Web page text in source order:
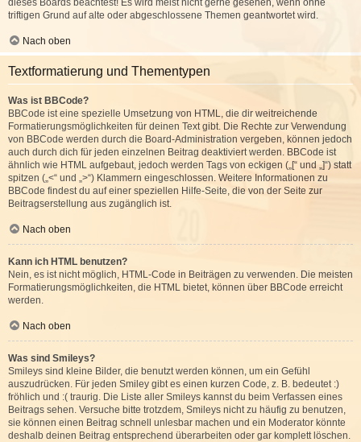
dieses Boards beachtest! Es wird meist nicht gerne gesehen, wenn ohne
triftigen Grund auf alte oder abgeschlossene Themen geantwortet wird.
Nach oben
Textformatierung und Thementypen
Was ist BBCode?
BBCode ist eine spezielle Umsetzung von HTML, die dir weitreichende
Formatierungsmöglichkeiten für deinen Text gibt. Die Rechte zur Verwendung
von BBCode werden durch die Board-Administration vergeben, können jedoch
auch durch dich für jeden einzelnen Beitrag deaktiviert werden. BBCode ist
ähnlich wie HTML aufgebaut, jedoch werden Tags von eckigen („[“ und „]“) statt
spitzen („<“ und „>“) Klammern eingeschlossen. Weitere Informationen zu
BBCode findest du auf einer speziellen Hilfe-Seite, die von der Seite zur
Beitragserstellung aus zugänglich ist.
Nach oben
Kann ich HTML benutzen?
Nein, es ist nicht möglich, HTML-Code in Beiträgen zu verwenden. Die meisten
Formatierungsmöglichkeiten, die HTML bietet, können über BBCode erreicht
werden.
Nach oben
Was sind Smileys?
Smileys sind kleine Bilder, die benutzt werden können, um ein Gefühl
auszudrücken. Für jeden Smiley gibt es einen kurzen Code, z. B. bedeutet :)
fröhlich und :( traurig. Die Liste aller Smileys kannst du beim Verfassen eines
Beitrags sehen. Versuche bitte trotzdem, Smileys nicht zu häufig zu benutzen,
sie können einen Beitrag schnell unlesbar machen und ein Moderator könnte
deshalb deinen Beitrag entsprechend überarbeiten oder gar komplett löschen.